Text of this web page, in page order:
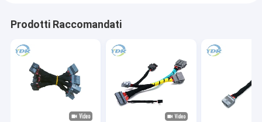
Prodotti Raccomandati